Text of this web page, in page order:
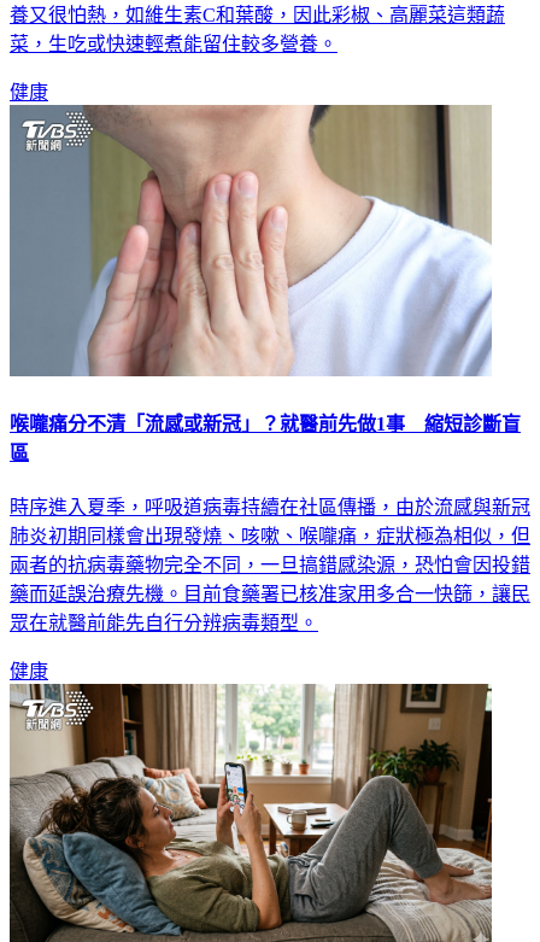
養又很怕熱，如維生素C和葉酸，因此彩椒、高麗菜這類蔬
菜，生吃或快速輕煮能留住較多營養。
健康
喉嚨痛分不清「流感或新冠」？就醫前先做1事 縮短診斷盲
區
時序進入夏季，呼吸道病毒持續在社區傳播，由於流感與新冠
肺炎初期同樣會出現發燒、咳嗽、喉嚨痛，症狀極為相似，但
兩者的抗病毒藥物完全不同，一旦搞錯感染源，恐怕會因投錯
藥而延誤治療先機。目前食藥署已核准家用多合一快篩，讓民
眾在就醫前能先自行分辨病毒類型。
健康